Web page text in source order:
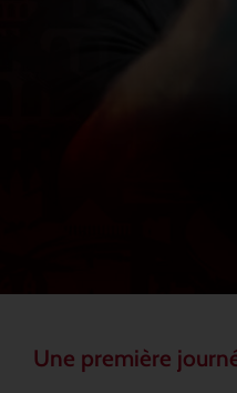
Une première